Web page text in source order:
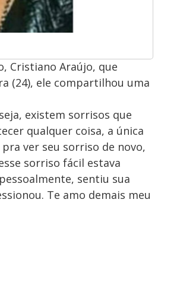
Cristiano Araújo, que
(24), ele compartilhou uma
existem sorrisos que
qualquer coisa, a única
ver seu sorriso de novo,
sorriso fácil estava
sentiu sua
Te amo demais meu